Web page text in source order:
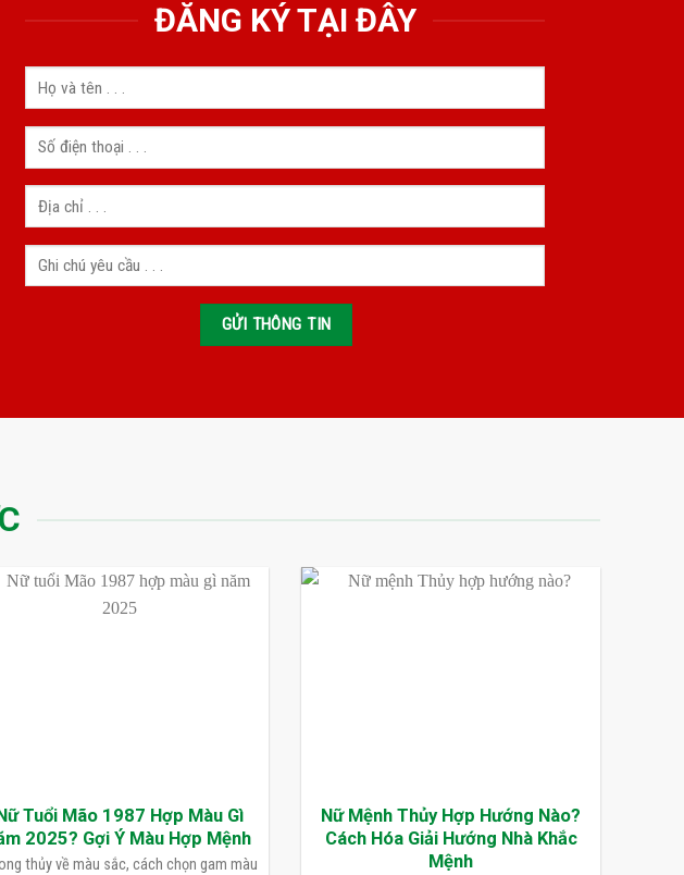
ĐĂNG KÝ TẠI ĐÂY
Nữ Tuổi Mão 1987 Hợp Màu Gì
2025? Gợi Ý Màu Hợp Mệnh
thủy về màu sắc, cách chọn gam màu
Nữ Mệnh Thủy Hợp Hướng Nào?
Cách Hóa Giải Hướng Nhà Khắc
Mệnh